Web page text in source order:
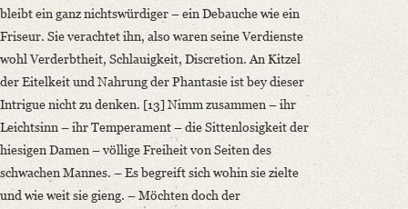
bleibt ein ganz nichtswürdiger – ein Debauche wie ein
Friseur. Sie verachtet ihn, also waren seine Verdienste
wohl Verderbtheit, Schlauigkeit, Discretion. An Kitzel
der Eitelkeit und Nahrung der Phantasie ist bey dieser
Intrigue nicht zu denken. [13] Nimm zusammen – ihr
Leichtsinn – ihr Temperament – die Sittenlosigkeit der
hiesigen Damen – völlige Freiheit von Seiten des
schwachen Mannes. – Es begreift sich wohin sie zielte
und wie weit sie gieng. – Möchten doch der